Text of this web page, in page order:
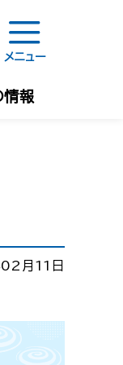
メニュー
情報
月11日